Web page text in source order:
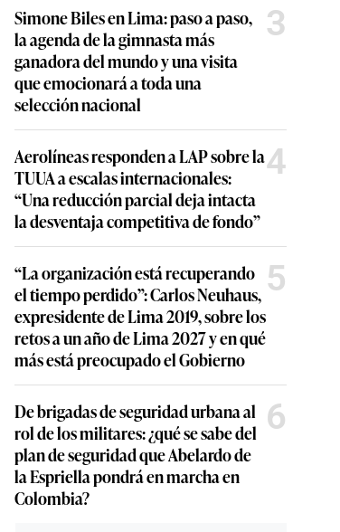
Simone Biles en Lima: paso a paso,
la agenda de la gimnasta más
ganadora del mundo y una visita
que emocionará a toda una
selección nacional
3
Aerolíneas responden a LAP sobre la
TUUA a escalas internacionales:
“Una reducción parcial deja intacta
la desventaja competitiva de fondo”
4
“La organización está recuperando
el tiempo perdido”: Carlos Neuhaus,
expresidente de Lima 2019, sobre los
retos a un año de Lima 2027 y en qué
más está preocupado el Gobierno
5
De brigadas de seguridad urbana al
rol de los militares: ¿qué se sabe del
plan de seguridad que Abelardo de
la Espriella pondrá en marcha en
Colombia?
6